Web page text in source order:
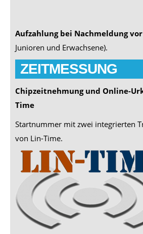
Aufzahlung bei Nachmeldung
Junioren und Erwachsene).
ZEITMESSUNG
Chipzeitnehmung und Online-
Time
Startnummer mit zwei integrierten
von Lin-Time.